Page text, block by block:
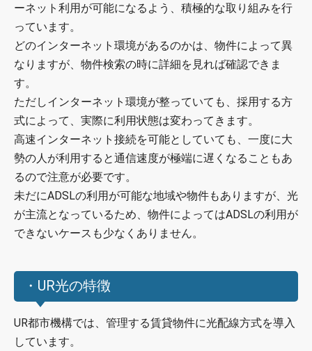
ーネット利用が可能になるよう、積極的な取り組みを行
っています。
どのインターネット環境があるのかは、物件によって異
なりますが、物件検索の時に詳細を見れば確認できま
す。
ただしインターネット環境が整っていても、採用する方
式によって、実際に利用状態は変わってきます。
高速インターネット接続を可能としていても、一度に大
勢の人が利用すると通信速度が極端に遅くなることもあ
るので注意が必要です。
未だにADSLの利用が可能な地域や物件もありますが、光
が主流となっているため、物件によってはADSLの利用が
できないケースも少なくありません。
・UR光の特徴
UR都市機構では、管理する賃貸物件に光配線方式を導入
しています。